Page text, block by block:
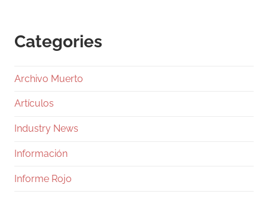
Categories
Archivo Muerto
Artículos
Industry News
Información
Informe Rojo